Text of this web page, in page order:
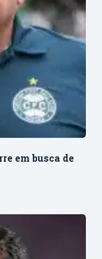
em busca de